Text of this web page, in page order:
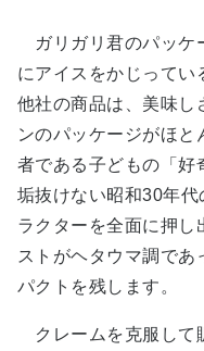
ガリガリ君のパッケ
にアイスをかじってい
他社の商品は、美味し
ンのパッケージがほ
者である子どもの「好
垢抜けない昭和30年
ラクターを全面に押し
ストがヘタウマ調で
パクトを残します。
クレームを克服して